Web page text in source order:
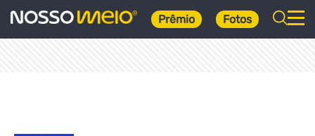
Prêmio Fotos